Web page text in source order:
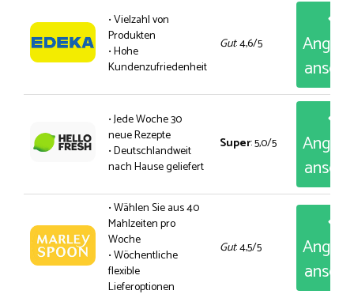
• Vielzahl von
Produkten
• Hohe
Kundenzufriedenheit
Gut: 4,6/5
• Jede Woche 30
neue Rezepte
• Deutschlandweit
nach Hause geliefert
Super: 5,0/5
• Wählen Sie aus 40
Mahlzeiten pro
Woche
• Wöchentliche
flexible
Lieferoptionen
Gut: 4,5/5